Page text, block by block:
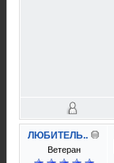
ЛЮБИТЕЛЬ..
Ветеран